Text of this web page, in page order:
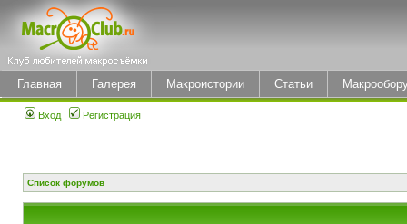
Главная Галерея Макроистории Статьи
Вход Регистрация
Список форумов